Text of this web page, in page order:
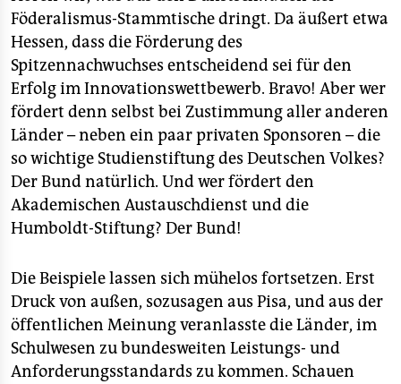
Föderalismus-Stammtische dringt. Da äußert etwa
Hessen, dass die Förderung des
Spitzennachwuchses entscheidend sei für den
Erfolg im Innovationswettbewerb. Bravo! Aber wer
fördert denn selbst bei Zustimmung aller anderen
Länder – neben ein paar privaten Sponsoren – die
so wichtige Studienstiftung des Deutschen Volkes?
Der Bund natürlich. Und wer fördert den
Akademischen Austauschdienst und die
Humboldt-Stiftung? Der Bund!
Die Beispiele lassen sich mühelos fortsetzen. Erst
Druck von außen, sozusagen aus Pisa, und aus der
öffentlichen Meinung veranlasste die Länder, im
Schulwesen zu bundesweiten Leistungs- und
Anforderungsstandards zu kommen. Schauen